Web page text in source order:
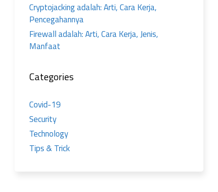
Cryptojacking adalah: Arti, Cara Kerja,
Pencegahannya
Firewall adalah: Arti, Cara Kerja, Jenis,
Manfaat
Categories
Covid-19
Security
Technology
Tips & Trick